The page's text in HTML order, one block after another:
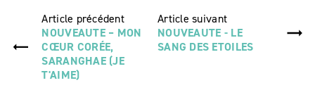
Article précédent
NOUVEAUTE – MON
CŒUR CORÉE,
SARANGHAE (JE
T'AIME)
Article suivant
NOUVEAUTE - LE
SANG DES ETOILES